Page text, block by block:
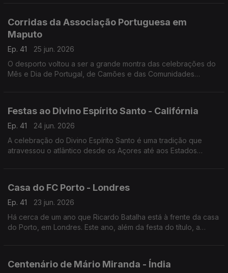
Corridas da Associação Portuguesa em
Maputo
Ep. 41
25 jun. 2026
O desporto voltou a ser a grande montra das celebrações do
Mês e Dia de Portugal, de Camões e das Comunidades
Festas ao Divino Espírito Santo - Califórnia
Ep. 41
24 jun. 2026
A celebração do Divino Espírito Santo é uma tradição que
atravessou o atlântico desde os Açores até aos Estados
Casa do FC Porto - Londres
Ep. 41
23 jun. 2026
Há cerca de um ano que Ricardo Batalha está à frente da casa
do Porto, em Londres. Este ano, além da festa do título, a
Centenário de Mário Miranda - Índia